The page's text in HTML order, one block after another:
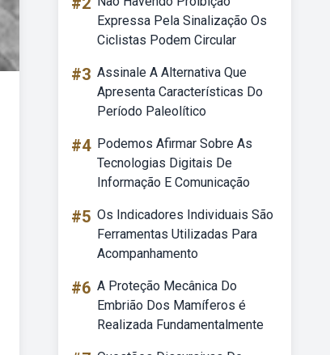
Expressa Pela Sinalização Os
Ciclistas Podem Circular
#3 Assinale A Alternativa Que
Apresenta Características Do
Período Paleolítico
#4 Podemos Afirmar Sobre As
Tecnologias Digitais De
Informação E Comunicação
#5 Os Indicadores Individuais São
Ferramentas Utilizadas Para
Acompanhamento
#6 A Proteção Mecânica Do
Embrião Dos Mamíferos é
Realizada Fundamentalmente